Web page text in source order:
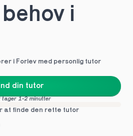
i
i Forlev med personlig tutor
din tutor
tager 1-2 minutter
at finde den rette tutor